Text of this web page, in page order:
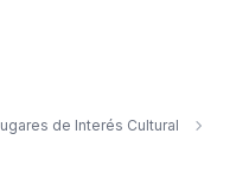
de Interés Cultural